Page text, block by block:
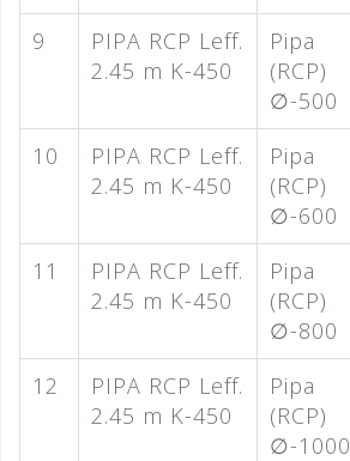
9
PIPA RCP Leff.
2.45 m K-450
Pipa
(RCP)
∅-500
10
PIPA RCP Leff.
2.45 m K-450
Pipa
(RCP)
∅-600
11
PIPA RCP Leff.
2.45 m K-450
Pipa
(RCP)
∅-800
12
PIPA RCP Leff.
2.45 m K-450
Pipa
(RCP)
∅-1000